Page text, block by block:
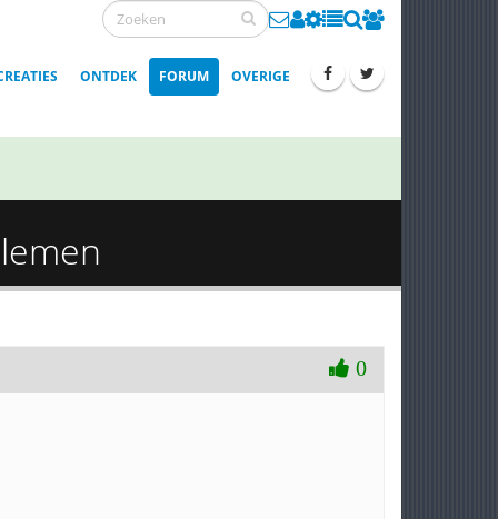
ONTDEK FORUM OVERIGE
0